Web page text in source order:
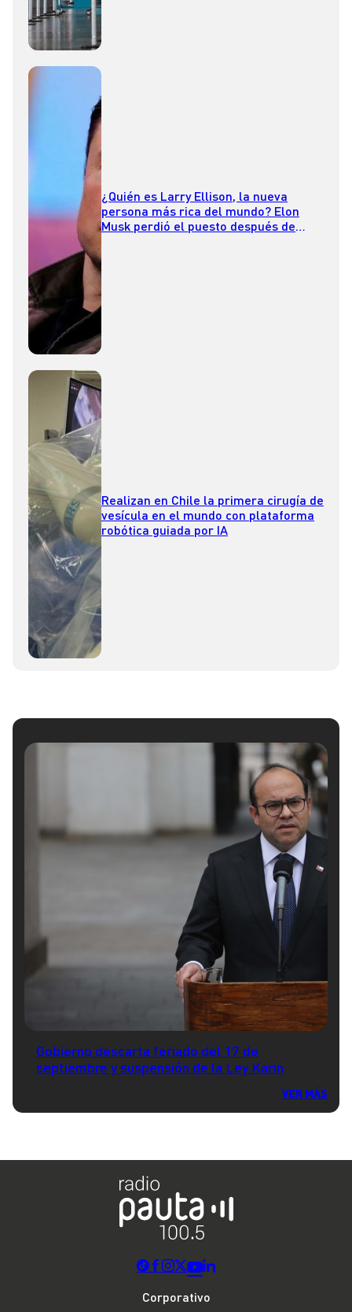
¿Quién es Larry Ellison, la nueva
persona más rica del mundo? Elon
Musk perdió el puesto después de
Realizan en Chile la primera cirugía de
vesícula en el mundo con plataforma
robótica guiada por IA
Gobierno descarta feriado del 17 de
septiembre y suspensión de la Ley Karin
VER MÁS
Corporativo